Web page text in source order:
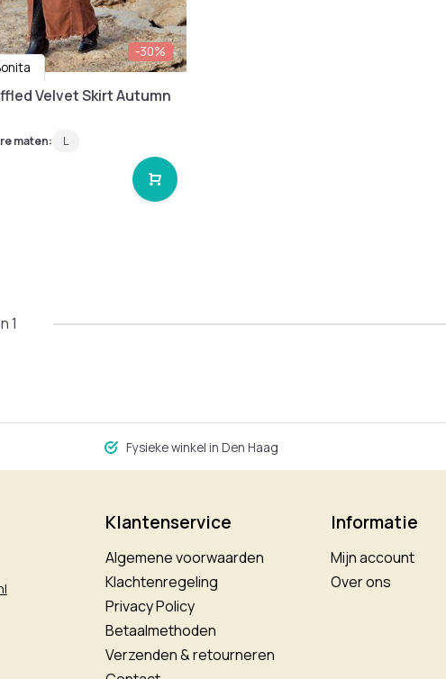
-30%
Velvet Skirt Autumn
maten: L
1
Fysieke winkel in Den Haag
Klantenservice
Algemene voorwaarden
Klachtenregeling
Privacy Policy
Betaalmethoden
Verzenden & retourneren
Informatie
Mijn account
Over ons